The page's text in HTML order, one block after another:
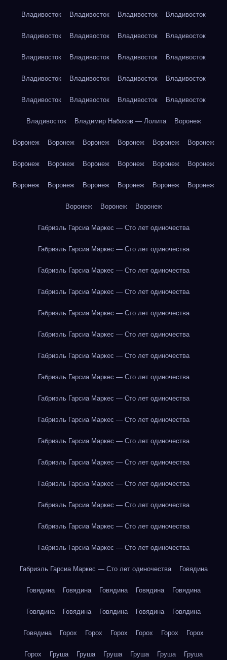
Владивосток Владивосток Владивосток Владивосток
Владивосток Владивосток Владивосток Владивосток
Владивосток Владивосток Владивосток Владивосток
Владивосток Владивосток Владивосток Владивосток
Владивосток Владивосток Владивосток Владивосток
Владивосток Владимир Набоков — Лолита Воронеж
Воронеж Воронеж Воронеж Воронеж Воронеж Воронеж
Воронеж Воронеж Воронеж Воронеж Воронеж Воронеж
Воронеж Воронеж Воронеж Воронеж Воронеж Воронеж
Воронеж Воронеж Воронеж
Габриэль Гарсиа Маркес — Сто лет одиночества
Габриэль Гарсиа Маркес — Сто лет одиночества
Габриэль Гарсиа Маркес — Сто лет одиночества
Габриэль Гарсиа Маркес — Сто лет одиночества
Габриэль Гарсиа Маркес — Сто лет одиночества
Габриэль Гарсиа Маркес — Сто лет одиночества
Габриэль Гарсиа Маркес — Сто лет одиночества
Габриэль Гарсиа Маркес — Сто лет одиночества
Габриэль Гарсиа Маркес — Сто лет одиночества
Габриэль Гарсиа Маркес — Сто лет одиночества
Габриэль Гарсиа Маркес — Сто лет одиночества
Габриэль Гарсиа Маркес — Сто лет одиночества
Габриэль Гарсиа Маркес — Сто лет одиночества
Габриэль Гарсиа Маркес — Сто лет одиночества
Габриэль Гарсиа Маркес — Сто лет одиночества
Габриэль Гарсиа Маркес — Сто лет одиночества
Габриэль Гарсиа Маркес — Сто лет одиночества Говядина
Говядина Говядина Говядина Говядина Говядина
Говядина Говядина Говядина Говядина Говядина
Говядина Горох Горох Горох Горох Горох Горох
Горох Груша Груша Груша Груша Груша Груша